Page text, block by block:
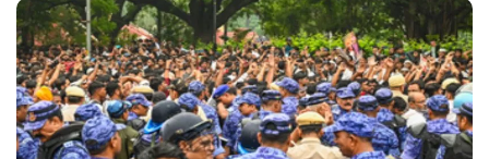
​​है कि याचिका दायर करके उठाए गए मुद्दे को और अधिक समय तक लंबित
नहीं रखा जाना चाहिए. इसलिए, मौजूदा याचिका खारिज की जाती है."